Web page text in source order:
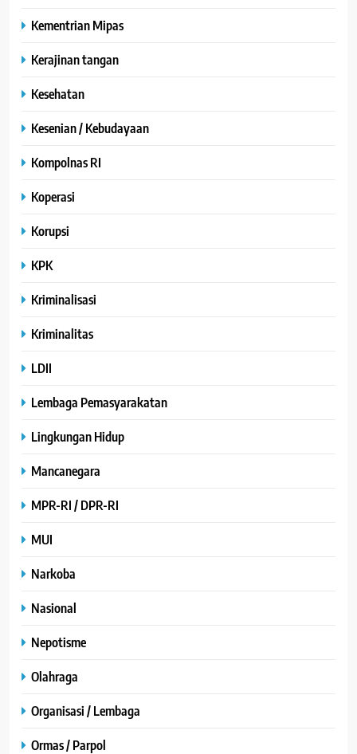
Kementrian Mipas
Kerajinan tangan
Kesehatan
Kesenian / Kebudayaan
Kompolnas RI
Koperasi
Korupsi
KPK
Kriminalisasi
Kriminalitas
LDII
Lembaga Pemasyarakatan
Lingkungan Hidup
Mancanegara
MPR-RI / DPR-RI
MUI
Narkoba
Nasional
Nepotisme
Olahraga
Organisasi / Lembaga
Ormas / Parpol